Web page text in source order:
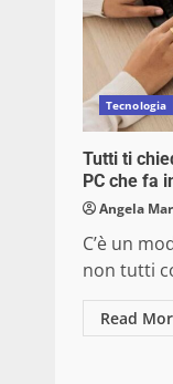
Tecnologia
Tutti ti
PC che fa
Angela
C’è un
non tutti
Read